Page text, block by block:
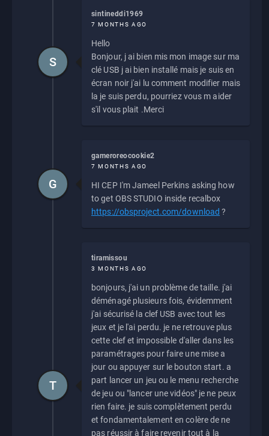
sintineddi1969
7 MONTHS AGO
Hello
Bonjour, j ai bien mis mon image sur ma
clé USB j ai bien installé mais je suis en
écran noir j'ai lu comment modifier mais
la je suis perdu, pourriez vous m aider
s'il vous plait .Merci
S
gameroreocookie2
7 MONTHS AGO
HI CEP I'm Jameel Perkins asking how
to get OBS STUDIO inside recalbox
https://obsproject.com/download ?
G
tiramissou
3 MONTHS AGO
bonjours, j'ai un problème de taille. j'ai
déménagé plusieurs fois, évidemment
j'ai sécurisé la clef USB avec tout les
jeux et je l'ai perdu. je ne retrouve plus
cette clef et impossible d'aller dans les
paramétrages pour faire une mise a
jour ou appuyer sur le bouton start. a
part lancer un jeu ou le menu recherche
de jeu ou "lancer une vidéos" je ne peux
rien faire. je suis complètement perdu
et fondamentalement en colère de ne
pas réussir à faire revenir tout à la
T